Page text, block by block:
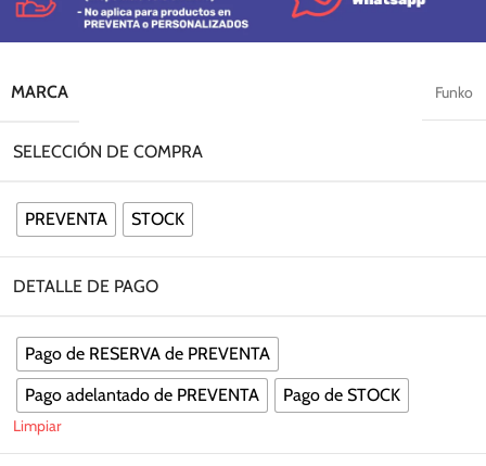
MARCA Funko
SELECCIÓN DE COMPRA
PREVENTA STOCK
DETALLE DE PAGO
Pago de RESERVA de PREVENTA
Pago adelantado de PREVENTA
Pago de STOCK
Limpiar